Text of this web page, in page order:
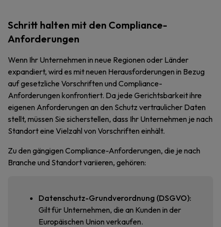
Schritt halten mit den Compliance-
Anforderungen
Wenn Ihr Unternehmen in neue Regionen oder Länder
expandiert, wird es mit neuen Herausforderungen in Bezug
auf gesetzliche Vorschriften und Compliance-
Anforderungen konfrontiert. Da jede Gerichtsbarkeit ihre
eigenen Anforderungen an den Schutz vertraulicher Daten
stellt, müssen Sie sicherstellen, dass Ihr Unternehmen je nach
Standort eine Vielzahl von Vorschriften einhält.
Zu den gängigen Compliance-Anforderungen, die je nach
Branche und Standort variieren, gehören:
Datenschutz-Grundverordnung (DSGVO):
Gilt für Unternehmen, die an Kunden in der
Europäischen Union verkaufen.